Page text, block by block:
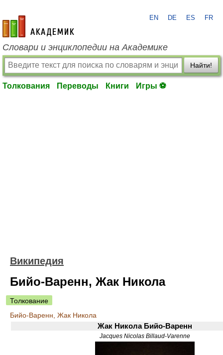
academic.ru
EN DE ES FR
Словари и энциклопедии на Академике
Найти!
Толкования Переводы Книги Игры ⚽
Википедия
Бийо-Варенн, Жак Никола
Толкование
Бийо-Варенн, Жак Никола
Жак Никола Бийо-Варенн
Jacques Nicolas Billaud-Varenne